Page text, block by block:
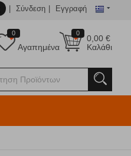
Σύνδεση Εγγραφή
0
0,00€
Καλάθι
0
Αγαπημένα